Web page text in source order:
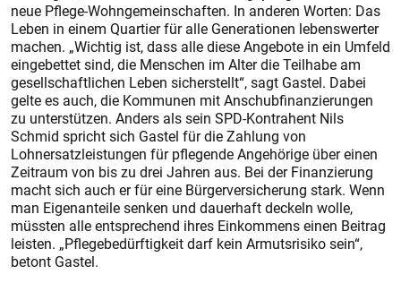
neue Pflege-Wohngemeinschaften. In anderen Worten: Das
Leben in einem Quartier für alle Generationen lebenswerter
machen. „Wichtig ist, dass alle diese Angebote in ein Umfeld
eingebettet sind, die Menschen im Alter die Teilhabe am
gesellschaftlichen Leben sicherstellt“, sagt Gastel. Dabei
gelte es auch, die Kommunen mit Anschubfinanzierungen
zu unterstützen. Anders als sein SPD-Kontrahent Nils
Schmid spricht sich Gastel für die Zahlung von
Lohnersatzleistungen für pflegende Angehörige über einen
Zeitraum von bis zu drei Jahren aus. Bei der Finanzierung
macht sich auch er für eine Bürgerversicherung stark. Wenn
man Eigenanteile senken und dauerhaft deckeln wolle,
müssten alle entsprechend ihres Einkommens einen Beitrag
leisten. „Pflegebedürftigkeit darf kein Armutsrisiko sein“,
betont Gastel.